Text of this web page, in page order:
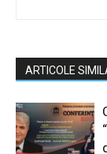
ARTICOLE